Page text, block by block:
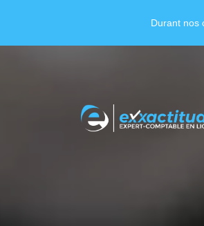
Durant nos